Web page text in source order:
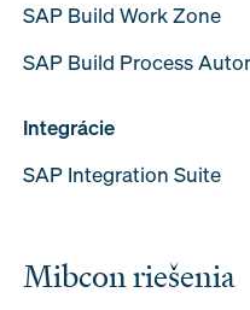
SAP Build Work Zone
SAP Build Process
Integrácie
SAP Integration Suite
Mibcon riešenia